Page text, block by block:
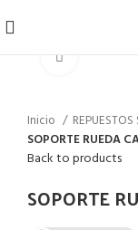
Inicio
SOPORTE RUEDA
Back to products
SOPORTE